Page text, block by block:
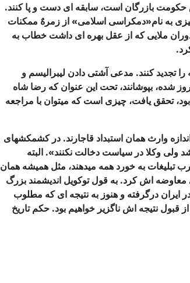
حكومت بازرگان است، سابقه ای دست و پا كنند.
به نام«دمكراسی اسلامی» از زمرهٌ ممكنات
ملایی كه از عقل بهره ای داشت خطاب به
تجدید كنند. مدعی آشتی دادن لیبرالیسم و
شده، بپوشانند، تحت این عنوان كه رضا شاه
تحقق یافت، چیزی است كه میتوان با مراجعه
وارث همان استبداد قاجارند. در كشمكشهای
ولی وكلا در سیاست دخالت نكنند». البته
تبلیغات به خورد همه میدهند، مثل همیشه همان
معاوضه اش كرد. به قول توكویل اندیشمند بزرگ
ایران درگرفته و هنوز به نتیجه ای كه مطلوب
قبول نتیجه اش ناگزیر خواهیم بود. حكم تاریخ